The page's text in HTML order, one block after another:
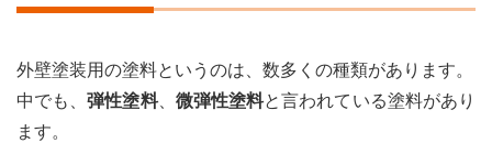
2
は弾
性硬
が含
外壁塗装用の塗料というのは、数多くの種類があります。
中でも、弾性塗料、 微弾性塗料と言われている塗料があり
ます。